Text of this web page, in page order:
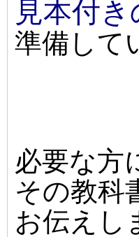
見本付
準備して
必要な方
その教科
お伝えし